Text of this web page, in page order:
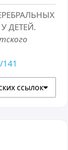
ДЕТЕЙ.
ссылок